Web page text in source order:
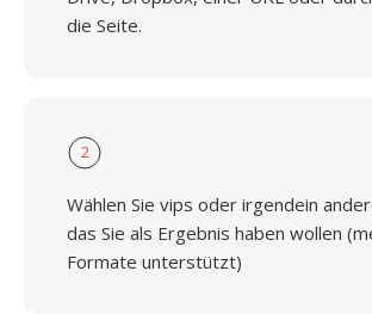
die Seite.
2
Wählen Sie vips oder irgendein
das Sie als Ergebnis haben wollen
Formate unterstützt)